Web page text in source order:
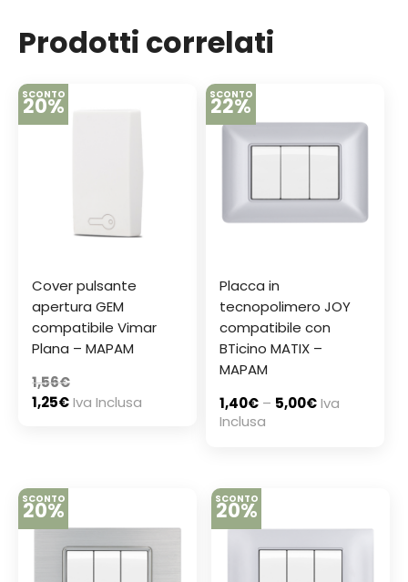
Prodotti correlati
SCONTO
20%
Cover pulsante
apertura GEM
compatibile Vimar
Plana – MAPAM
1,56€
1,25€Iva Inclusa
SCONTO
22%
Placca in
tecnopolimero JOY
compatibile con
BTicino MATIX –
MAPAM
1,40€ – 5,00€Iva
Inclusa
SCONTO
20% SCONTO
20%